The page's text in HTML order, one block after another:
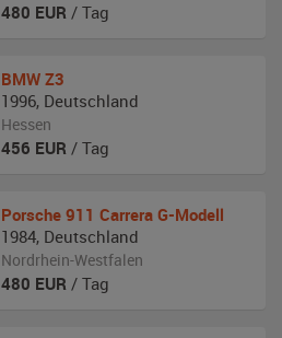
480 EUR / Tag
BMW Z3
1996, Deutschland
Hessen
456 EUR / Tag
Porsche 911 Carrera G-Modell
1984, Deutschland
Nordrhein-Westfalen
480 EUR / Tag